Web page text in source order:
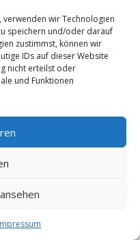
wir Technologien
speichern und/oder darauf
zustimmst, können wir
IDs auf dieser Website
nicht erteilst oder
und Funktionen
-Impressum